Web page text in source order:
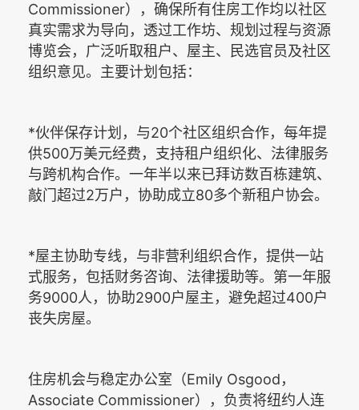
Commissioner），确保所有住房工作均以社区
真实需求为导向，透过工作坊、规划过程与资源
博览会，广泛听取租户、屋主、民选官员及社区
组织意见。主要计划包括：
*伙伴保存计划，与20个社区组织合作，每年提
供500万美元经费，支持租户组织化、法律服务
与跨机构合作。一年半以来已拜访数百栋建筑、
敲门超过2万户，协助成立80多个新租户协会。
*屋主协助专线，与非营利组织合作，提供一站
式服务，包括财务咨询、法律援助等。第一年服
务9000人，协助2900户屋主，避免超过400户
丧失房屋。
住房机会与稳定办公室（Emily Osgood ，
Associate Commissioner），负责将纽约人连